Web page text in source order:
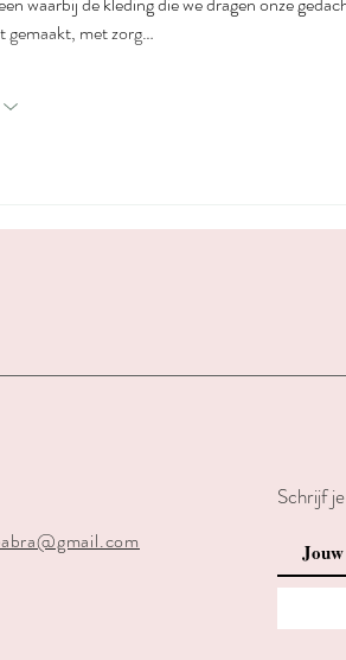
gemaakt, met zorg…
Schrijf